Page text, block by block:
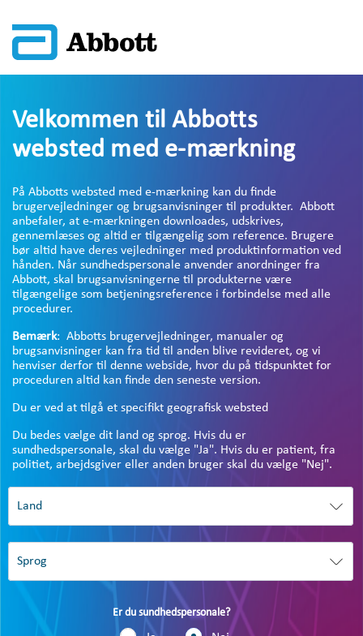
Velkommen til Abbotts
websted med e-mærkning
På Abbotts websted med e-mærkning kan du finde
brugervejledninger og brugsanvisninger til produkter. Abbott
anbefaler, at e-mærkningen downloades, udskrives,
gennemlæses og altid er tilgængelig som reference. Brugere
bør altid have deres vejledninger med produktinformation ved
hånden. Når sundhedspersonale anvender anordninger fra
Abbott, skal brugsanvisningerne til produkterne være
tilgængelige som betjeningsreference i forbindelse med alle
procedurer.
Bemærk: Abbotts brugervejledninger, manualer og
brugsanvisninger kan fra tid til anden blive revideret, og vi
henviser derfor til denne webside, hvor du på tidspunktet for
proceduren altid kan finde den seneste version.
Du er ved at tilgå et specifikt geografisk websted
Du bedes vælge dit land og sprog. Hvis du er
sundhedspersonale, skal du vælge "Ja". Hvis du er patient, fra
politiet, arbejdsgiver eller anden bruger skal du vælge "Nej".
Er du sundhedspersonale?